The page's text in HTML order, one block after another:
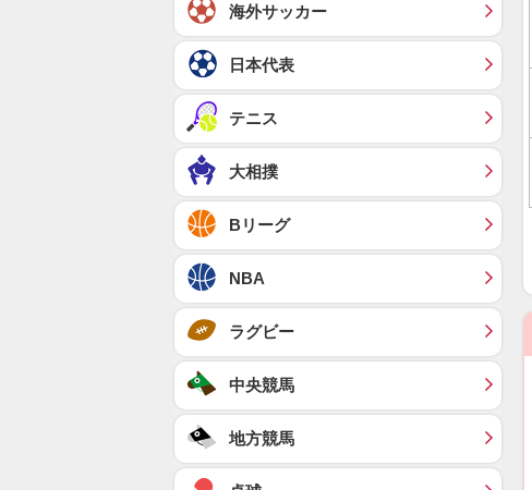
海外サッカー
日本代表
テニス
大相撲
Bリーグ
NBA
ラグビー
中央競馬
地方競馬